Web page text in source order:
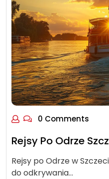
0 Comments
Rejsy Po Odrze
Rejsy po Odrze w
do odkrywania…